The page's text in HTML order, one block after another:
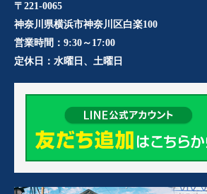
〒221-0065
神奈川県横浜市神奈川区白楽100
営業時間： 9:30～17:00
定休日： 水曜日、土曜日